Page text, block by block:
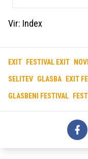
Vir: Index
EXIT FESTIVAL EXIT
SELITEV GLASBA EXIT
GLASBENI FESTIVAL